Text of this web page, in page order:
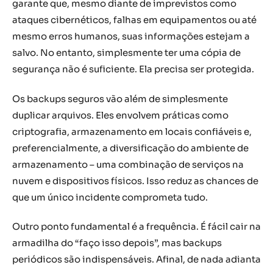
garante que, mesmo diante de imprevistos como
ataques cibernéticos, falhas em equipamentos ou até
mesmo erros humanos, suas informações estejam a
salvo. No entanto, simplesmente ter uma cópia de
segurança não é suficiente. Ela precisa ser protegida.
Os backups seguros vão além de simplesmente
duplicar arquivos. Eles envolvem práticas como
criptografia, armazenamento em locais confiáveis e,
preferencialmente, a diversificação do ambiente de
armazenamento – uma combinação de serviços na
nuvem e dispositivos físicos. Isso reduz as chances de
que um único incidente comprometa tudo.
Outro ponto fundamental é a frequência. É fácil cair na
armadilha do “faço isso depois”, mas backups
periódicos são indispensáveis. Afinal, de nada adianta